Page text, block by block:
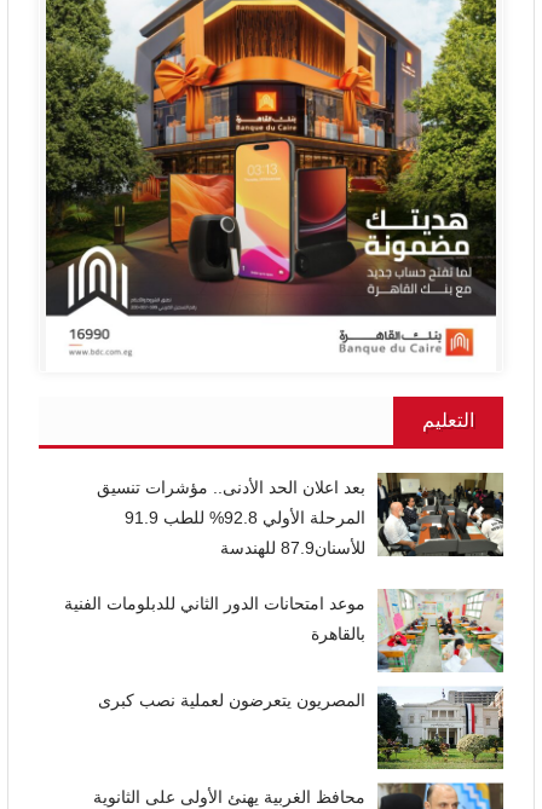
التعليم
بعد اعلان الحد الأدنى.. مؤشرات تنسيق
المرحلة الأولي 92.8% للطب 91.9
للأسنان87.9 للهندسة
موعد امتحانات الدور الثاني للدبلومات الفنية
بالقاهرة
المصريون يتعرضون لعملية نصب كبرى
محافظ الغربية يهنئ الأولى على الثانوية